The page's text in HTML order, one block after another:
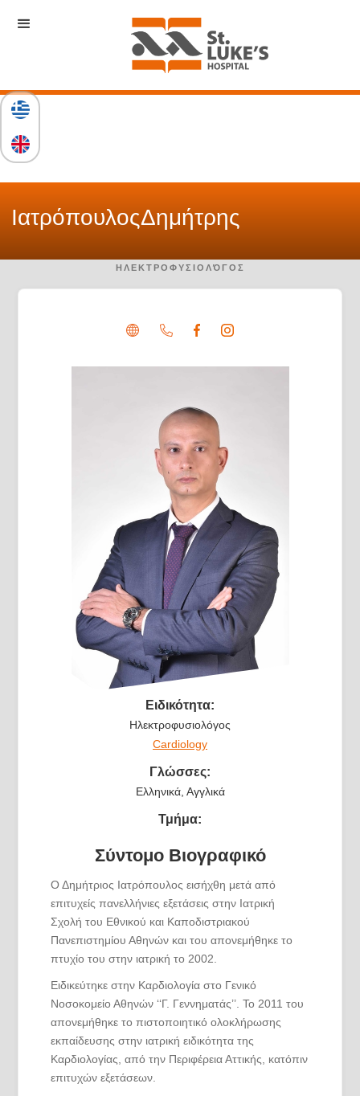
ΙατρόπουλοςΔημήτρης
ΗΛΕΚΤΡΟΦΥΣΙΟΛΌΓΟΣ
Ειδικότητα:
Ηλεκτροφυσιολόγος
Cardiology
Γλώσσες:
Ελληνικά, Αγγλικά
Τμήμα:
Σύντομο Βιογραφικό
Ο Δημήτριος Ιατρόπουλος εισήχθη μετά από
επιτυχείς πανελλήνιες εξετάσεις στην Ιατρική
Σχολή του Εθνικού και Καποδιστριακού
Πανεπιστημίου Αθηνών και του απονεμήθηκε το
πτυχίο του στην ιατρική το 2002.
Ειδικεύτηκε στην Καρδιολογία στο Γενικό
Νοσοκομείο Αθηνών ‘‘Γ. Γεννηματάς’’. Το 2011 του
απονεμήθηκε το πιστοποιητικό ολοκλήρωσης
εκπαίδευσης στην ιατρική ειδικότητα της
Καρδιολογίας, από την Περιφέρεια Αττικής, κατόπιν
επιτυχών εξετάσεων.